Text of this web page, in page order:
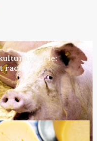
kulturhistorie:
race